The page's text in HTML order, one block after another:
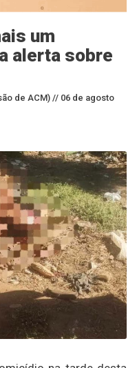
um
alerta sobre
de ACM) // 06 de agosto